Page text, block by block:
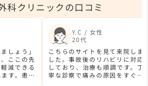
科クリニックの口コミ
しょう」
ここの先
減できる
す。患者
Y.C / 女性
20代
こちらのサイトを見て来院しま
した。事故後のリハビリに対応
しており、治療も順調です。丁
寧な診察で痛みの原因をすぐに